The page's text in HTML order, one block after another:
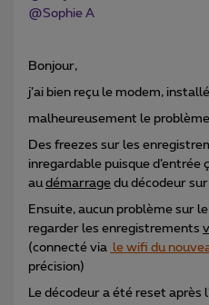
@Sophie A
Bonjour,
j’ai bien reçu le modem,
malheureusement le
Des freezes sur les
inregardable puisque d’entrée
audémarrage du décodeur
Ensuite, aucun problème sur le
regarder les enregistrements
(connecté via le wifi du
précision)
Le décodeur a été reset après